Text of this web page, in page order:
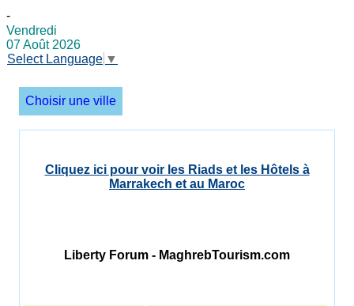
-
Vendredi
07 Août 2026
Select Language ▼
Choisir une ville
Cliquez ici pour voir les Riads et les Hôtels à
Marrakech et au Maroc
Liberty Forum - MaghrebTourism.com